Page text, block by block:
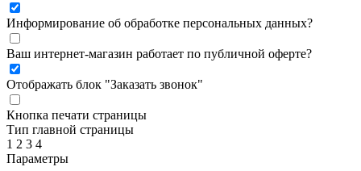
Информирование об обработке персональных данных?
Ваш интернет-магазин работает по публичной оферте?
Отображать блок "Заказать звонок"
Кнопка печати страницы
Тип главной страницы
1 2 3 4
Параметры